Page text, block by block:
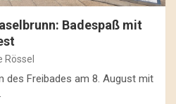
Badespaß mit
Rössel
des Freibades am 8. August mit